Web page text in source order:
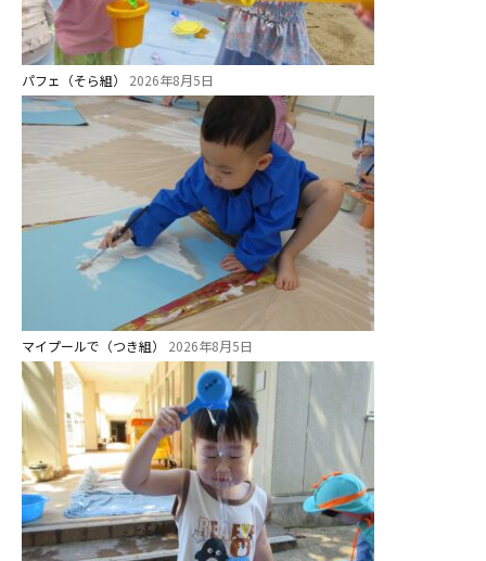
パフェ（そら組） 2026年8月5日
マイプールで（つき組） 2026年8月5日